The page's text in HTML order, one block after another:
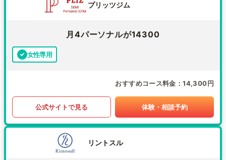
プリッツジム
月4パーソナルが14300
女性専用
おすすめコース料金 14,300円
公式サイトで見る 体験・相談予約
リントスル